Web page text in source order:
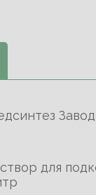
Завод
для